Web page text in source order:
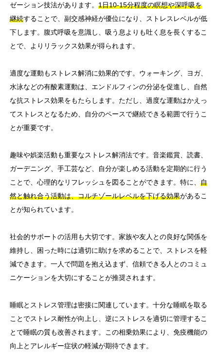
ゼーション技法があります。 1日10-15分程度の瞑想や深呼吸を
継続することで、副交感神経が優位になり、ストレスレベルが低
下します。腹式呼吸を意識し、吸う息よりも吐く息を長くするこ
とで、よりリラックス効果が得られます。
適度な運動もストレス解消に効果的です。ウォーキング、ヨガ、
水泳などの有酸素運動は、エンドルフィンの分泌を促進し、自然
な抗ストレス効果をもたらします。ただし、過度な運動はかえっ
てストレスとなるため、自分のペースで継続できる範囲で行うこ
とが重要です。
趣味や娯楽活動も重要なストレス解消法です。音楽鑑賞、読書、
ガーデニング、手工芸など、自分が楽しめる活動を定期的に行う
ことで、心理的なリフレッシュを図ることができます。特に、 自
然と触れ合う活動は、コルチゾールレベルを下げる効果があるこ
とが知られています。
社会的サポートの活用も大切です。家族や友人との良好な関係を
維持し、困った時には適切に助けを求めることで、ストレスを軽
減できます。一人で問題を抱え込まず、信頼できる人とのコミュ
ニケーションを大切にすることが推奨されます。
睡眠とストレス管理は密接に関連しています。十分な睡眠を取る
ことでストレス耐性が向上し、逆にストレスを適切に管理するこ
とで睡眠の質も改善されます。この相乗効果により、免疫機能の
向上とアレルギー症状の軽減が期待できます。